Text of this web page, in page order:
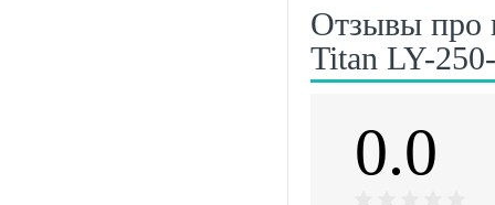
Отзывы про
Titan LY-
0.0